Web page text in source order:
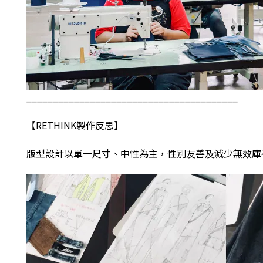
【RETHINK製作反思】
版型設計以單一尺寸、中性為主，性別友善及減少無效